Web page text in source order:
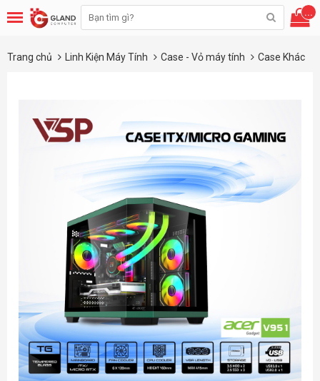
...
Trang chủ Linh Kiện Máy Tính Case - Vỏ máy tính Case Khác